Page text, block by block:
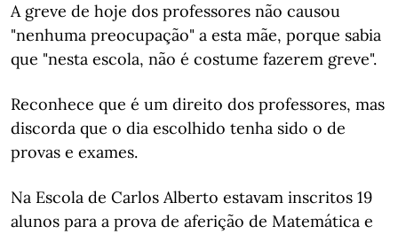
A greve de hoje dos professores não causou
"nenhuma preocupação" a esta mãe, porque sabia
que "nesta escola, não é costume fazerem greve".
Reconhece que é um direito dos professores, mas
discorda que o dia escolhido tenha sido o de
provas e exames.
Na Escola de Carlos Alberto estavam inscritos 19
alunos para a prova de aferição de Matemática e